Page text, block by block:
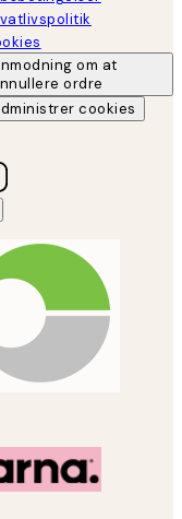
om at
ordre
cookies